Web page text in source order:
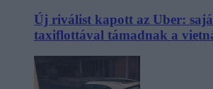
Új riválist kapott az Uber:
taxiflottával támadnak a